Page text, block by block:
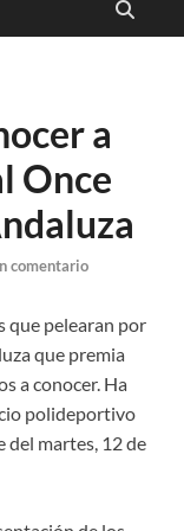
a
Once
comentario
que pelearan por
que premia
a conocer. Ha
polideportivo
del martes, 12 de